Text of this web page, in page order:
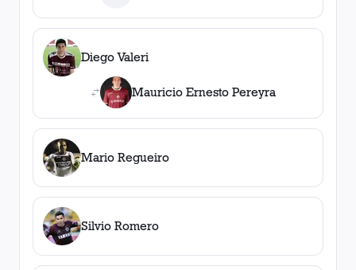
Diego Valeri
Mauricio Ernesto Pereyra
Mario Regueiro
Silvio Romero